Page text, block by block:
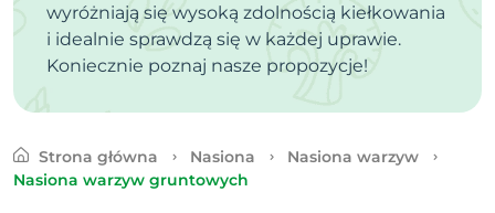
wyróżniają się wysoką zdolnością kiełkowania
i idealnie sprawdzą się w każdej uprawie.
Koniecznie poznaj nasze propozycje!
Strona główna Nasiona
Nasiona warzyw
Nasiona warzyw gruntowych